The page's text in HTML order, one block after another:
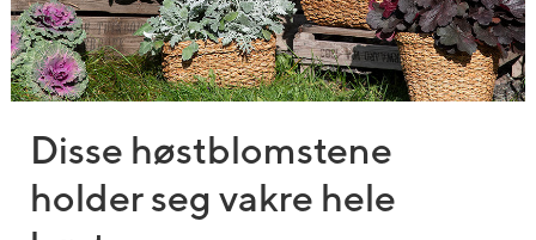
Disse høstblomstene
holder seg vakre hele